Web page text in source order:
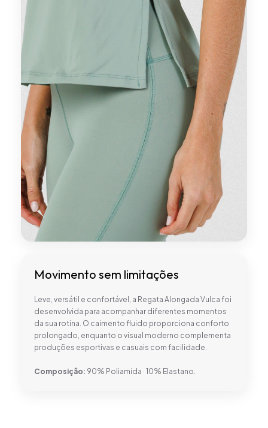
Movimento sem limitações
Leve, versátil e confortável, a Regata Alongada Vulca foi
desenvolvida para acompanhar diferentes momentos
da sua rotina. O caimento fluido proporciona conforto
prolongado, enquanto o visual moderno complementa
produções esportivas e casuais com facilidade.
Composição: 90% Poliamida · 10% Elastano.